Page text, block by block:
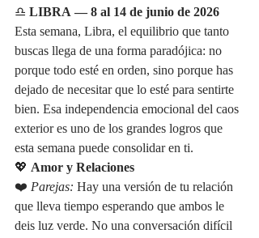
♎ LIBRA — 8 al 14 de junio de 2026
Esta semana, Libra, el equilibrio que tanto
buscas llega de una forma paradójica: no
porque todo esté en orden, sino porque has
dejado de necesitar que lo esté para sentirte
bien. Esa independencia emocional del caos
exterior es uno de los grandes logros que
esta semana puede consolidar en ti.
💖 Amor y Relaciones
❤️ Parejas: Hay una versión de tu relación
que lleva tiempo esperando que ambos le
deis luz verde. No una conversación difícil